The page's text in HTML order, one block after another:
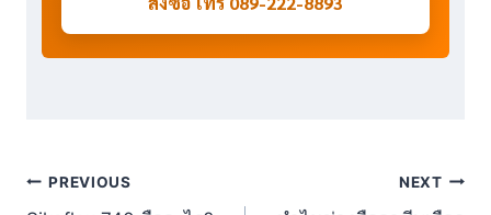
Post
PREVIOUS NEXT